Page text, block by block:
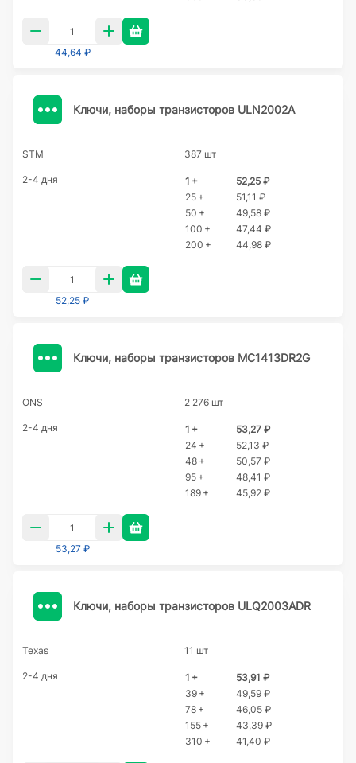
44,64 ₽
Ключи, наборы транзисторов ULN2002A
STM 387 шт
2-4 дня 1 +
52,25 ₽
25 +
51,11 ₽
50 +
49,58 ₽
100 +
47,44 ₽
200 +
44,98 ₽
52,25 ₽
Ключи, наборы транзисторов MC1413DR2G
ONS 2 276 шт
2-4 дня 1 +
53,27 ₽
24 +
52,13 ₽
48 +
50,57 ₽
95 +
48,41 ₽
189 +
45,92 ₽
53,27 ₽
Ключи, наборы транзисторов ULQ2003ADR
Texas 11 шт
2-4 дня 1 +
53,91 ₽
39 +
49,59 ₽
78 +
46,05 ₽
155 +
43,39 ₽
310 +
41,40 ₽